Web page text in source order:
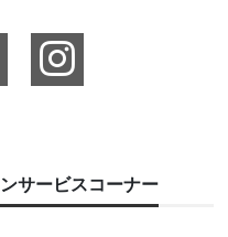
サービスコーナー